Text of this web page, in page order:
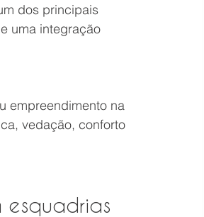
dos principais
uma integração
empreendimento na
vedação, conforto
esquadrias